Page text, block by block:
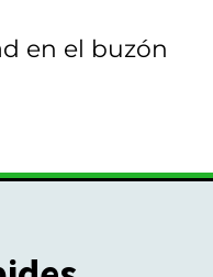
en el buzón